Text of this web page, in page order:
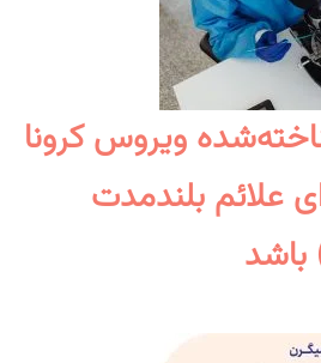
ویروس کرونا
علائم بلندمدت